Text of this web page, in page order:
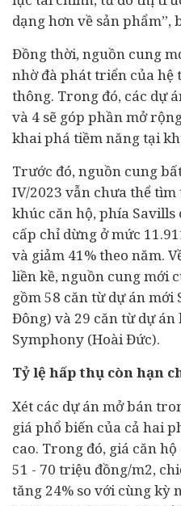
dạng hơn về sản phẩm”,
Đồng thời, nguồn cung
nhờ đà phát triển của hệ
thông. Trong đó, các dự
và 4 sẽ góp phần mở
khai phá tiềm năng tại
Trước đó, nguồn cung
IV/2023 vẫn chưa thể
khúc căn hộ, phía
cấp chỉ dừng ở mức
và giảm 41% theo năm.
liền kề, nguồn cung mới
gồm 58 căn từ dự án mới
Đông) và 29 căn từ dự
Symphony (Hoài Đức).
Tỷ lệ hấp thụ còn hạn
Xét các dự án mở bán
giá phổ biến của cả hai
cao. Trong đó, giá căn
51 - 70 triệu đồng/m2,
tăng 24% so với cùng kỳ